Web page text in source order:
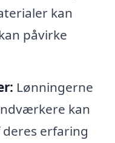
kan
påvirke
Lønningerne
kan
erfaring